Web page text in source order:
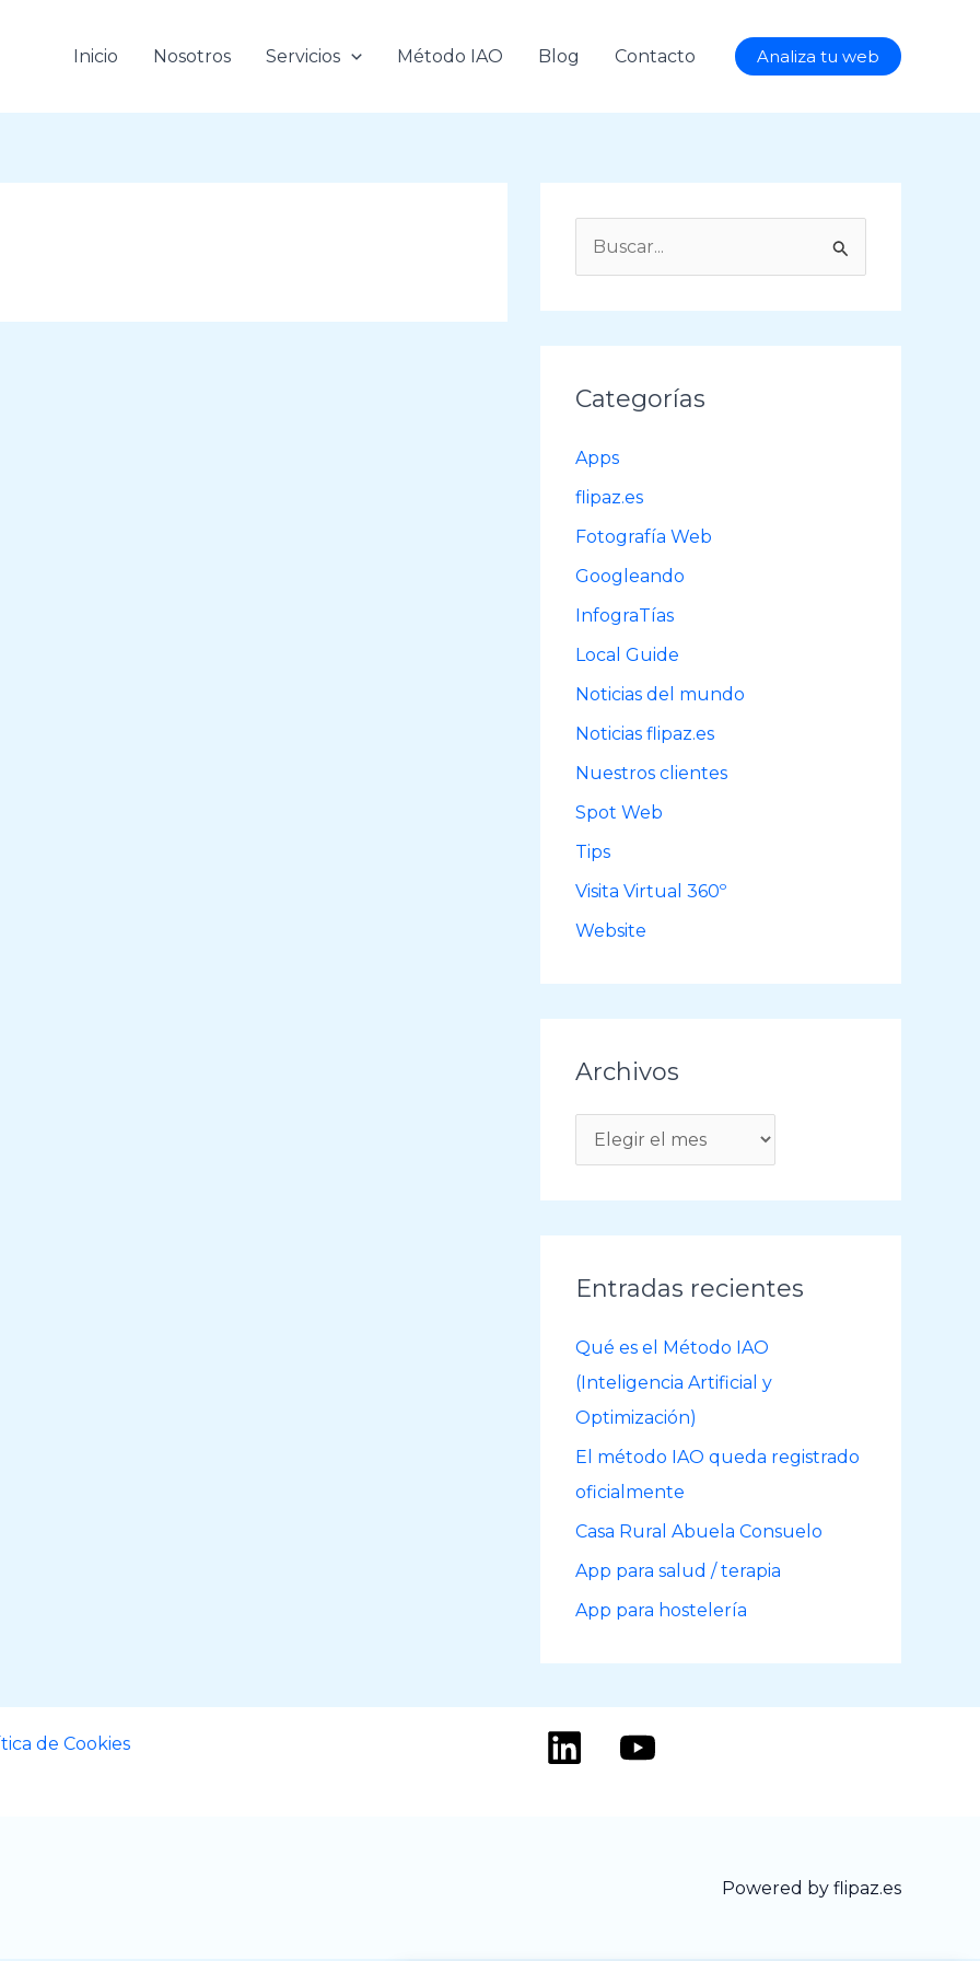
Inicio Nosotros Servicios Método IAO Blog Contacto Analiza tu web
r
:
Categorías
Apps
flipaz.es
Fotografía Web
Googleando
InfograTías
Local Guide
Noticias del mundo
Noticias flipaz.es
Nuestros clientes
Spot Web
Tips
Visita Virtual 360º
Website
Archivos
r
c
h
o
s
Entradas recientes
Qué es el Método IAO
(Inteligencia Artificial y
Optimización)
El método IAO queda registrado
oficialmente
Casa Rural Abuela Consuelo
App para salud / terapia
App para hostelería
de Cookies
Powered by flipaz.es